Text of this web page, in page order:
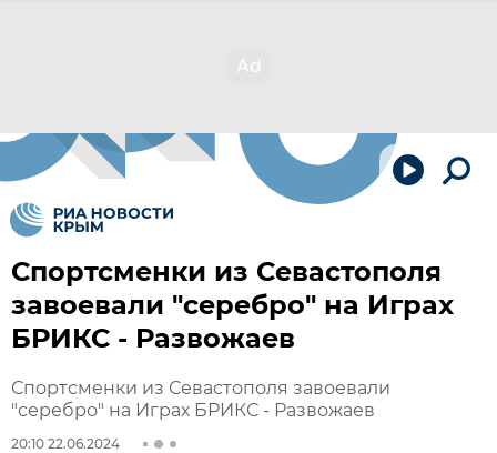
Спортсменки из Севастополя
завоевали "серебро" на Играх
БРИКС - Развожаев
Спортсменки из Севастополя завоевали
"серебро" на Играх БРИКС - Развожаев
20:10 22.06.2024